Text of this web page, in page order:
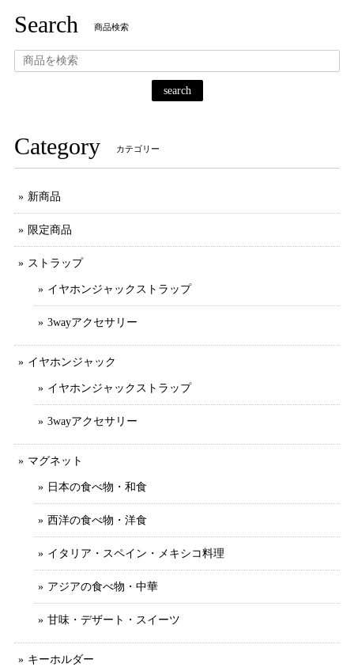
Search 商品検索
search
Category カテゴリー
新商品
限定商品
ストラップ
イヤホンジャックストラップ
3wayアクセサリー
イヤホンジャック
イヤホンジャックストラップ
3wayアクセサリー
マグネット
日本の食べ物・和食
西洋の食べ物・洋食
イタリア・スペイン・メキシコ料理
アジアの食べ物・中華
甘味・デザート・スイーツ
キーホルダー